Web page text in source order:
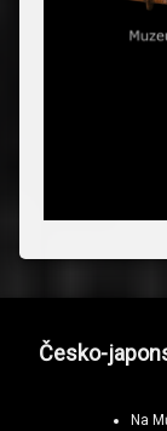
Česko-
Na